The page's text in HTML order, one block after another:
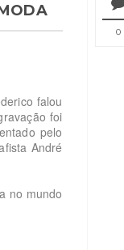
0
falou
foi
pelo
André
no mundo